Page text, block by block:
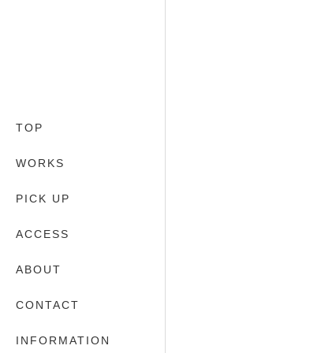
TOP
WORKS
PICK UP
ACCESS
ABOUT
CONTACT
INFORMATION